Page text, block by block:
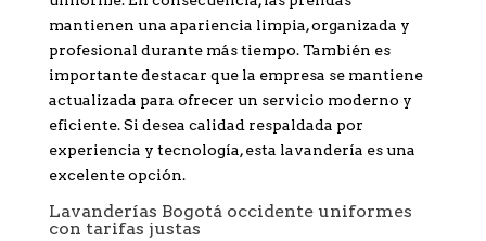
mantienen una apariencia limpia, organizada y
profesional durante más tiempo. También es
importante destacar que la empresa se mantiene
actualizada para ofrecer un servicio moderno y
eficiente. Si desea calidad respaldada por
experiencia y tecnología, esta lavandería es una
excelente opción.
Lavanderías Bogotá occidente uniformes
con tarifas justas